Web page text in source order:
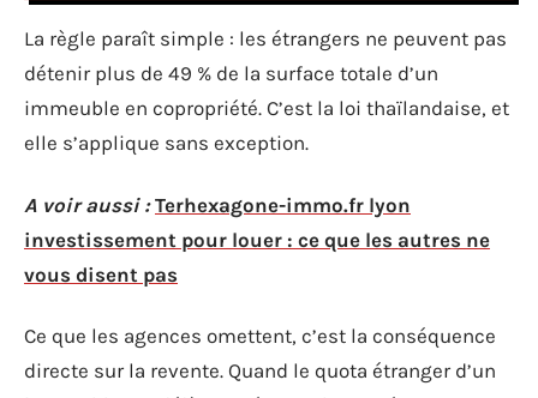
La règle paraît simple : les étrangers ne peuvent pas
détenir plus de 49 % de la surface totale d’un
immeuble en copropriété. C’est la loi thaïlandaise, et
elle s’applique sans exception.
A voir aussi : Terhexagone-immo.fr lyon
investissement pour louer : ce que les autres ne
vous disent pas
Ce que les agences omettent, c’est la conséquence
directe sur la revente. Quand le quota étranger d’un